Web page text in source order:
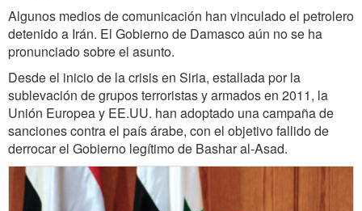
Algunos medios de comunicación han vinculado el petrolero
detenido a Irán. El Gobierno de Damasco aún no se ha
pronunciado sobre el asunto.
Desde el inicio de la crisis en Siria, estallada por la
sublevación de grupos terroristas y armados en 2011, la
Unión Europea y EE.UU. han adoptado una campaña de
sanciones contra el país árabe, con el objetivo fallido de
derrocar el Gobierno legítimo de Bashar al-Asad.